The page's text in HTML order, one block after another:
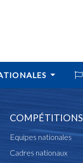
COMPÉTITIONS
Equipes nationales
Cadres nationaux